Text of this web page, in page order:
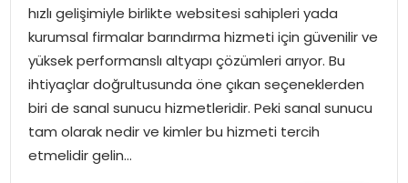
EKONOMI
MAGAZIN
TEKNOLOJI
hızlı gelişimiyle birlikte websitesi sahipleri yada
kurumsal firmalar barındırma hizmeti için güvenilir ve
yüksek performanslı altyapı çözümleri arıyor. Bu
ihtiyaçlar doğrultusunda öne çıkan seçeneklerden
biri de sanal sunucu hizmetleridir. Peki sanal sunucu
tam olarak nedir ve kimler bu hizmeti tercih
etmelidir gelin…